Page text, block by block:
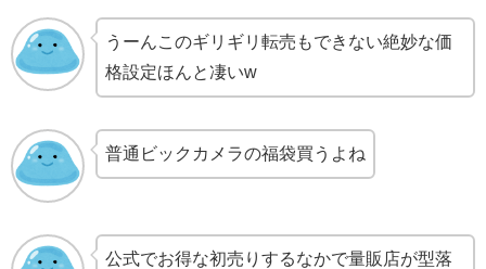
うーんこのギリギリ転売もできない絶妙な価
格設定ほんと凄いw
普通ビックカメラの福袋買うよね
公式でお得な初売りするなかで量販店が型落